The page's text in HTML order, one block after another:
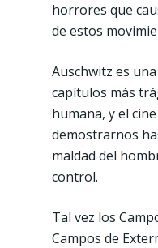
horrores que
de estos
Auschwitz es
capítulos más
humana, y el
demostrarnos
maldad del
control.
Tal vez los
Campos de